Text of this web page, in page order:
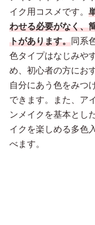
イク用コスメです。
わせる必要がなく、
トがあります。同系
色タイプはなじみや
め、初心者の方にお
自分にあう色をみつ
できます。また、ア
ンメイクを基本とし
イクを楽しめる多色
べます。